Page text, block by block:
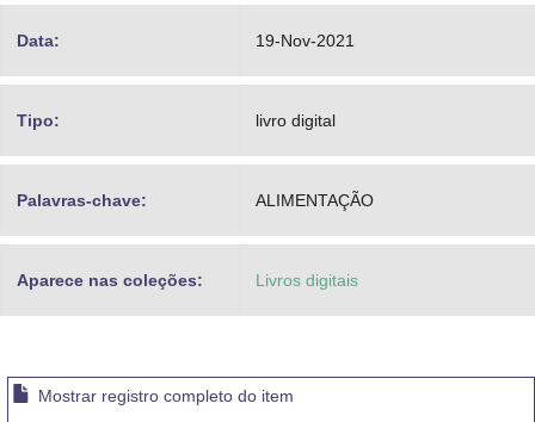
Data: 19-Nov-2021
Tipo: livro digital
Palavras-chave: ALIMENTAÇÃO
Aparece nas coleções: Livros digitais
Mostrar registro completo do item